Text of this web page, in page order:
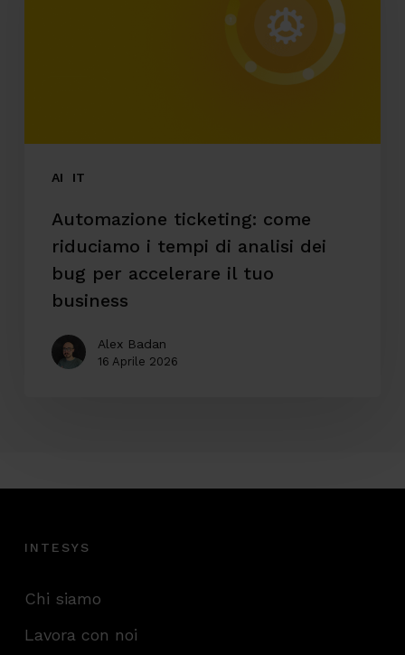
AI IT
dei
bug
accelerare
Automazione ticketing: come
riduciamo i tempi di analisi dei
bug per accelerare il tuo
business
Alex Badan
16 Aprile 2026
INTESYS
Chi siamo
Lavora con noi